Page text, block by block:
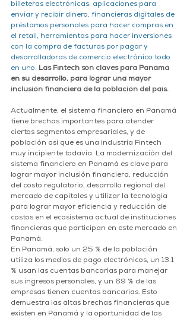
billeteras electrónicas, aplicaciones para
enviar y recibir dinero, financieras digitales de
préstamos personales para hacer compras en
el retail, herramientas para hacer inversiones
con la compra de facturas por pagar y
desarrolladoras de comercio electrónico todo
en uno. Las Fintech son claves para Panamá
en su desarrollo, para lograr una mayor
inclusión financiera de la población del país.
Actualmente, el sistema financiero en Panamá
tiene brechas importantes para atender
ciertos segmentos empresariales, y de
población así que es una industria Fintech
muy incipiente todavía. La modernización del
sistema financiero en Panamá es clave para
lograr mayor inclusión financiera, reducción
del costo regulatorio, desarrollo regional del
mercado de capitales y utilizar la tecnología
para lograr mayor eficiencia y reducción de
costos en el ecosistema actual de instituciones
financieras que participan en este mercado en
Panamá.
En Panamá, solo un 25 % de la población
utiliza los medios de pago electrónicos, un 13.1
% usan las cuentas bancarias para manejar
sus ingresos personales, y un 69 % de las
empresas tienen cuentas bancarias. Esto
demuestra las altas brechas financieras que
existen en Panamá y la oportunidad de las